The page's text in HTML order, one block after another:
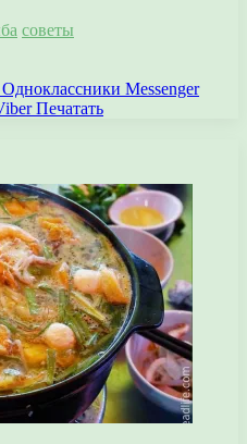
советы
Одноклассники Messenger
Печатать